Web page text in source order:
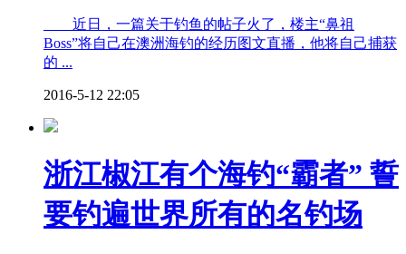
近日，一篇关于钓鱼的帖子火了，楼主“鼻祖
Boss”将自己在澳洲海钓的经历图文直播，他将自己捕获
的 ...
2016-5-12 22:05
浙江椒江有个海钓“霸者” 誓
要钓遍世界所有的名钓场